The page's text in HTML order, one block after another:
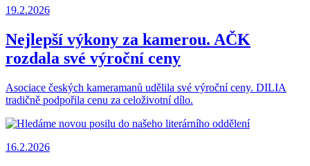
19.2.2026
Nejlepší výkony za kamerou. AČK
rozdala své výroční ceny
Asociace českých kameramanů udělila své výroční ceny. DILIA
tradičně podpořila cenu za celoživotní dílo.
16.2.2026